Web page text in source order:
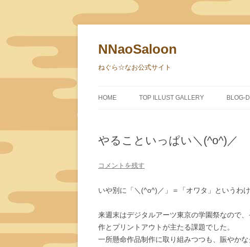
NNaoSaloon
ねぐら☆なお公式サイト
HOME TOP ILLUST GALLERY BLOG-
やることいっぱい＼(^o^)／
コメントを残す
いや別に「＼(^o^)／」＝「オワタ」というわ
来週末はデジタルアーツ東京の学園祭なので
作とプリントアウトが主たる課題でした。
一所懸命作品制作に取り組みつつも、賑やか